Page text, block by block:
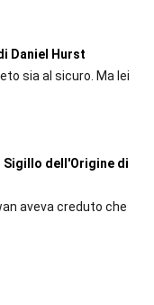
Daniel Hurst
sia al sicuro. Ma lei
Sigillo dell'Origine di
aveva creduto che